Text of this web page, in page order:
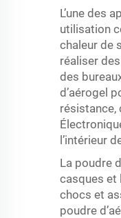
L’une des
utilisation
chaleur de
réaliser
des
d’aérogel
résistance,
l’intérieur
La poudre
casques et
chocs et
poudre